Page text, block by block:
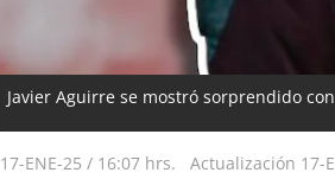
Javier Aguirre se mostró sorprendido
17-ENE-25 / 16:07 hrs. Actualización 17-